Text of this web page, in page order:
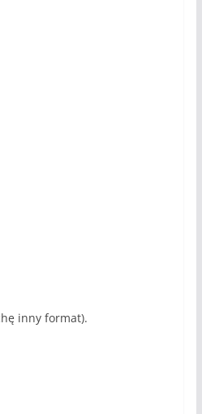
inny format).